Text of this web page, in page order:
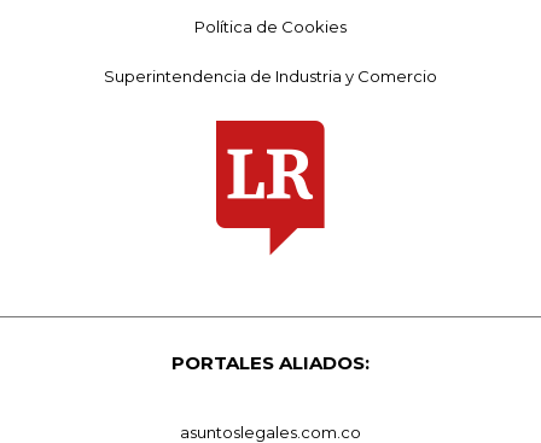
Política de Cookies
Superintendencia de Industria y Comercio
PORTALES ALIADOS:
asuntoslegales.com.co